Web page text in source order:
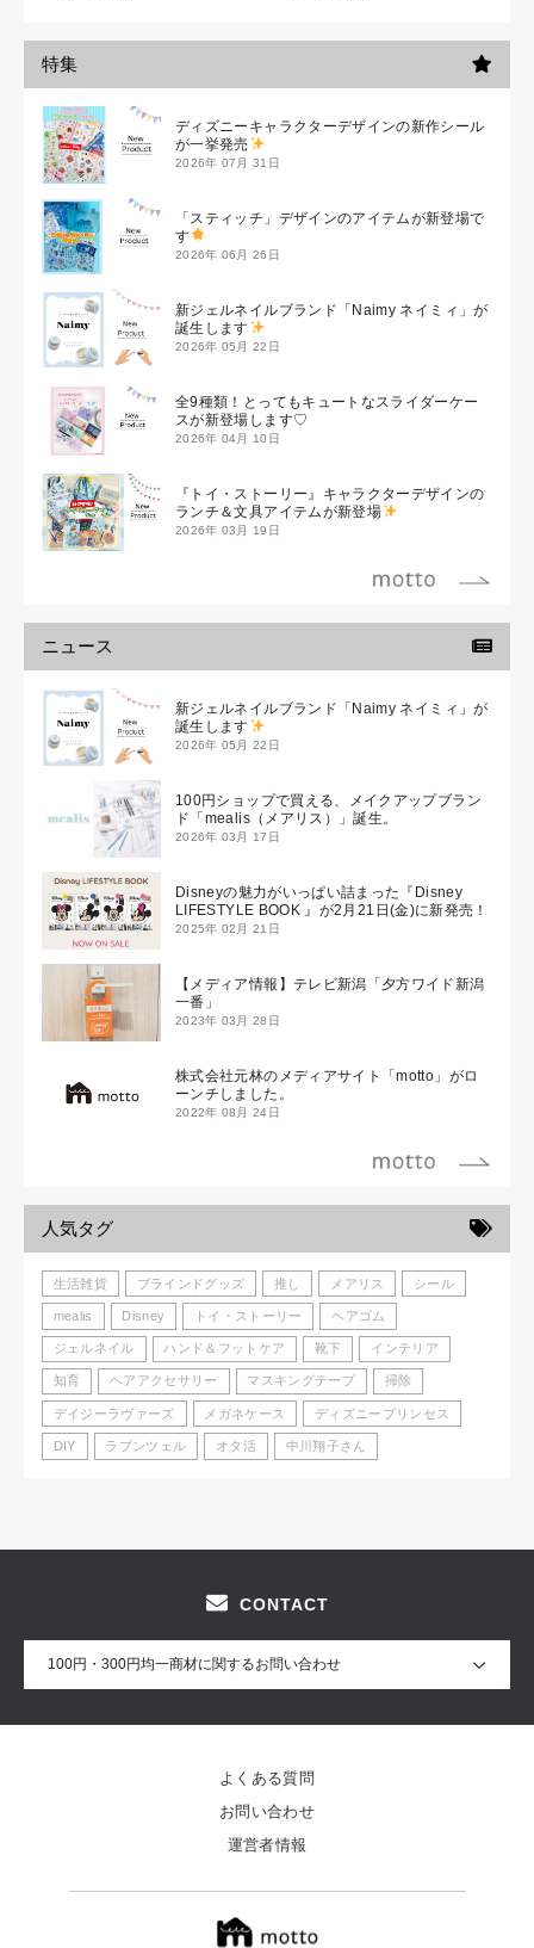
特集
ディズニーキャラクターデザインの新作シール
が一挙発売
2026年 07月 31日
「スティッチ」デザインのアイテムが新登場で
す
2026年 06月 26日
新ジェルネイルブランド「Naimy ネイミィ」が
誕生します
2026年 05月 22日
全9種類！とってもキュートなスライダーケー
スが新登場します♡
2026年 04月 10日
『トイ・ストーリー』キャラクターデザインの
ランチ＆文具アイテムが新登場
2026年 03月 19日
ニュース
新ジェルネイルブランド「Naimy ネイミィ」が
誕生します
2026年 05月 22日
100円ショップで買える、メイクアップブラン
ド「mealis（メアリス）」誕生。
2026年 03月 17日
Disneyの魅力がいっぱい詰まった『Disney
LIFESTYLE BOOK 』が2月21日(金)に新発売！
2025年 02月 21日
【メディア情報】テレビ新潟「夕方ワイド新潟
一番」
2023年 03月 28日
株式会社元林のメディアサイト「motto」がロ
ーンチしました。
2022年 08月 24日
人気タグ
生活雑貨 ブラインドグッズ 推し メアリス シール
mealis Disney トイ・ストーリー ヘアゴム
ジェルネイル ハンド＆フットケア 靴下 インテリア
知育 ヘアアクセサリー マスキングテープ 掃除
デイジーラヴァーズ メガネケース ディズニープリンセス
DIY ラプンツェル オタ活 中川翔子さん
CONTACT
100円・300円均一商材に関するお問い合わせ
よくある質問
お問い合わせ
運営者情報